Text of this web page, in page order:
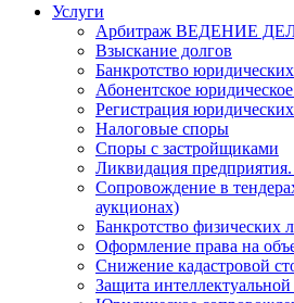
Услуги
Арбитраж ВЕДЕНИЕ
Взыскание долгов
Банкротство
Абонентское
Регистрация
Налоговые споры
Споры с застройщиками
Ликвидация
Сопровождение в
аукционах)
Банкротство физических
Оформление права на
Снижение кадастровой
Защита интеллектуальной